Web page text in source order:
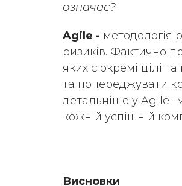
означає?
Agile - методологія
ризиків. Фактично
яких є окремі цілі
та попереджувати
детальніше у Agile-
кожній успішній
Висновки